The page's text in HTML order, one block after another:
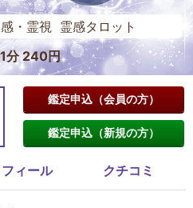
・霊視 霊感タロット
分 240円
鑑定申込（会員の方）
鑑定申込（新規の方）
ィール クチコミ